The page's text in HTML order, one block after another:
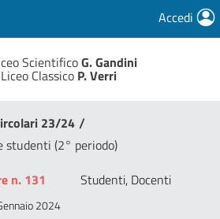
Accedi
ScientificoG. Gandini
Classico P. Verri
23/24 /
studenti (2° periodo)
n. 131
Studenti, Docenti
2024